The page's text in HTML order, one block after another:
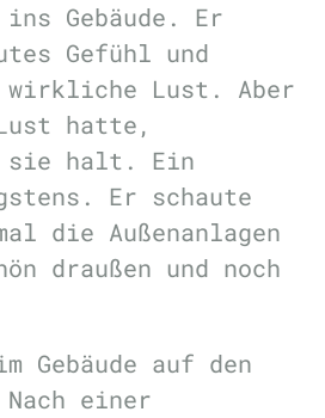
Gebäude. Er
Gefühl und
wirkliche Lust. Aber
hatte,
sie halt. Ein
Er schaute
die Außenanlagen
draußen und noch
Gebäude auf den
einer